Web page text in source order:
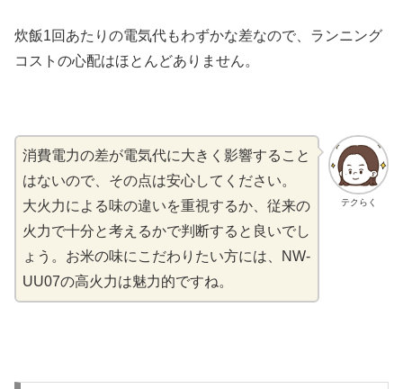
炊飯1回あたりの電気代もわずかな差なので、ランニング
コストの心配はほとんどありません。
テクらく
消費電力の差が電気代に大きく影響すること
はないので、その点は安心してください。
大火力による味の違いを重視するか、従来の
火力で十分と考えるかで判断すると良いでし
ょう。お米の味にこだわりたい方には、NW-
UU07の高火力は魅力的ですね。